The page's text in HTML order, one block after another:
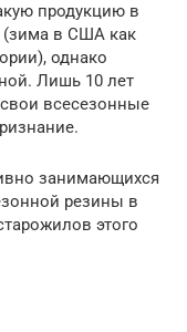
продукцию в
(зима в США как
однако
Лишь 10 лет
всесезонные
занимающихся
резины в
этого